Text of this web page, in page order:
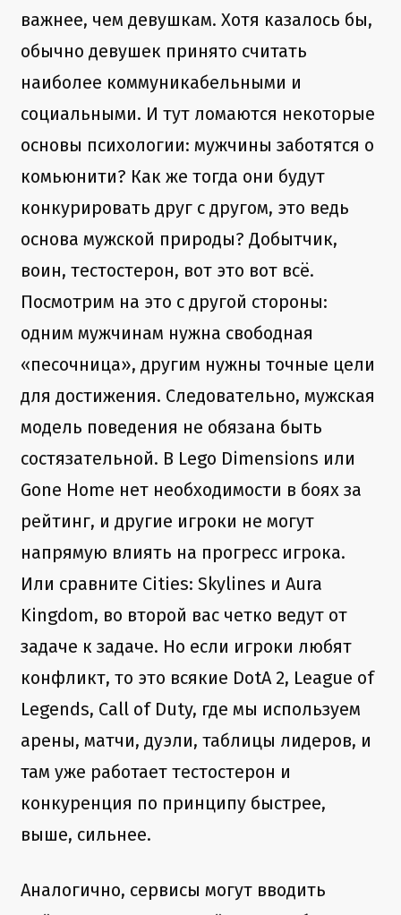
важнее, чем девушкам. Хотя казалось бы,
обычно девушек принято считать
наиболее коммуникабельными и
социальными. И тут ломаются некоторые
основы психологии: мужчины заботятся о
комьюнити? Как же тогда они будут
конкурировать друг с другом, это ведь
основа мужской природы? Добытчик,
воин, тестостерон, вот это вот всё.
Посмотрим на это с другой стороны:
одним мужчинам нужна свободная
«песочница», другим нужны точные цели
для достижения. Следовательно, мужская
модель поведения не обязана быть
состязательной. В Lego Dimensions или
Gone Home нет необходимости в боях за
рейтинг, и другие игроки не могут
напрямую влиять на прогресс игрока.
Или сравните Cities: Skylines и Aura
Kingdom, во второй вас четко ведут от
задаче к задаче. Но если игроки любят
конфликт, то это всякие DotA 2, League of
Legends, Call of Duty, где мы используем
арены, матчи, дуэли, таблицы лидеров, и
там уже работает тестостерон и
конкуренция по принципу быстрее,
выше, сильнее.
Аналогично, сервисы могут вводить